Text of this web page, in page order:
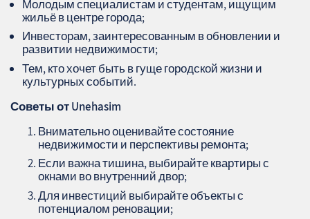
Молодым специалистам и студентам, ищущим
жильё в центре города;
Инвесторам, заинтересованным в обновлении и
развитии недвижимости;
Тем, кто хочет быть в гуще городской жизни и
культурных событий.
Советы от Unehasim
Внимательно оценивайте состояние
недвижимости и перспективы ремонта;
Если важна тишина, выбирайте квартиры с
окнами во внутренний двор;
Для инвестиций выбирайте объекты с
потенциалом реновации;